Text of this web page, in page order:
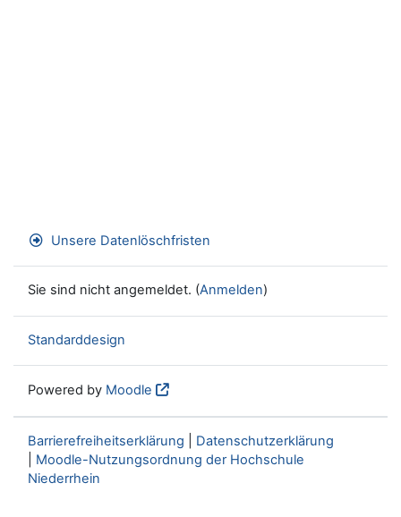
Unsere Datenlöschfristen
Sie sind nicht angemeldet. (Anmelden)
Standarddesign
Powered by Moodle
Barrierefreiheitserklärung
Datenschutzerklärung
Moodle-Nutzungsordnung der Hochschule
Niederrhein